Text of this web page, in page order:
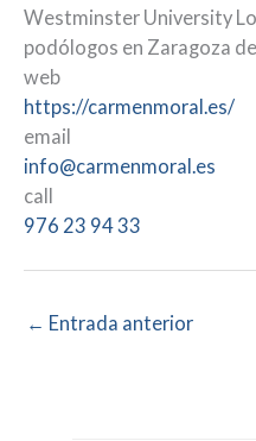
Westminster University
podólogos en Zaragoza
web
https://carmenmoral.es/
email
info@carmenmoral.es
call
976 23 94 33
← Entrada anterior